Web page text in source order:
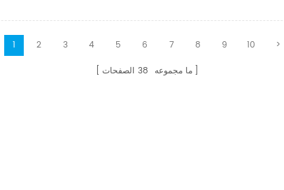
ستارلينك الإصدار الثاني
1
2 3 4 5 6 7 8 9 10
>
ما مجموعه 38 الصفحات